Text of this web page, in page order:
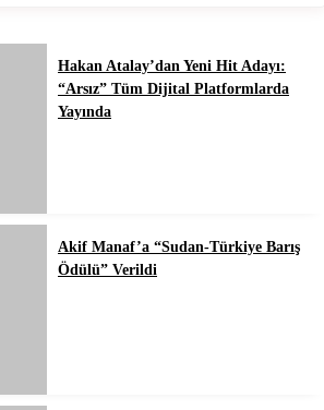
Hakan Atalay’dan Yeni Hit Adayı:
“Arsız” Tüm Dijital Platformlarda
Yayında
Akif Manaf’a “Sudan-Türkiye Barış
Ödülü” Verildi